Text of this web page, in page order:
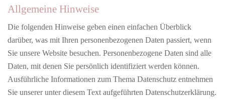
Allgemeine Hinweise
Die folgenden Hinweise geben einen einfachen Überblick
darüber, was mit Ihren personenbezogenen Daten passiert, wenn
Sie unsere Website besuchen. Personenbezogene Daten sind alle
Daten, mit denen Sie persönlich identifiziert werden können.
Ausführliche Informationen zum Thema Datenschutz entnehmen
Sie unserer unter diesem Text aufgeführten Datenschutzerklärung.